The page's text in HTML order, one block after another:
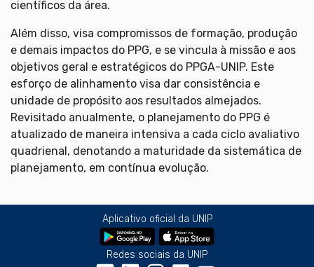
científicos da área.
Além disso, visa compromissos de formação, produção
e demais impactos do PPG, e se vincula à missão e aos
objetivos geral e estratégicos do PPGA-UNIP. Este
esforço de alinhamento visa dar consistência e
unidade de propósito aos resultados almejados.
Revisitado anualmente, o planejamento do PPG é
atualizado de maneira intensiva a cada ciclo avaliativo
quadrienal, denotando a maturidade da sistemática de
planejamento, em contínua evolução.
Aplicativo oficial da UNIP
Redes sociais da UNIP